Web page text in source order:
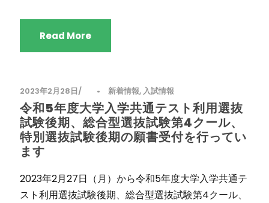
Read More
2023年2月28日 • 新着情報,入試情報
令和5年度大学入学共通テスト利用選抜
試験後期、総合型選抜試験第4クール、
特別選抜試験後期の願書受付を行ってい
ます
2023年2月27日（月）から令和5年度大学入学共通テ
スト利用選抜試験後期、総合型選抜試験第4クール、